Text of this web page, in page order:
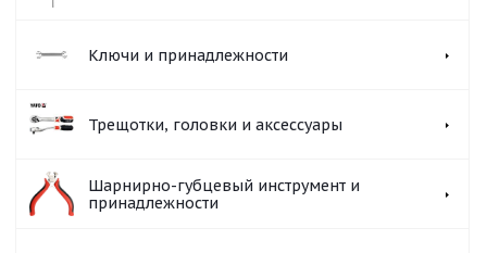
Ключи и принадлежности
Трещотки, головки и аксессуары
Шарнирно-губцевый инструмент и
принадлежности